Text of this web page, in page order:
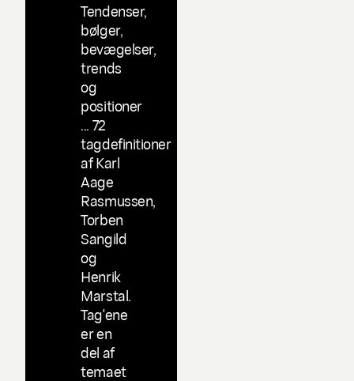
Tendenser,
bølger,
bevægelser,
trends
og
positioner
... 72
tagdefinitioner
af Karl
Aage
Rasmussen,
Torben
Sangild
og
Henrik
Marstal.
Tag'ene
er en
del af
temaet